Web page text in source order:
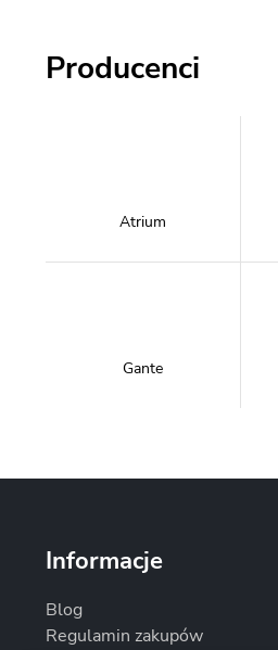
Producenci
Atrium
Gante
Informacje
Blog
Regulamin zakupów